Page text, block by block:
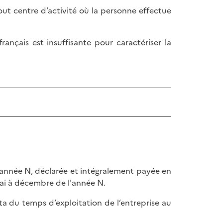
centre d’activité où la personne effectue
est insuffisante pour caractériser la
N, déclarée et intégralement payée en
à décembre de l'année N.
du temps d’exploitation de l’entreprise au